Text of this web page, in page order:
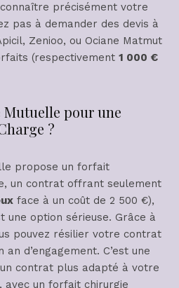
précisément votre
pas à demander des devis à
Zenioo, ou Ociane Matmut
(respectivement 1 000 €
pour une
?
propose un forfait
un contrat offrant seulement
face à un coût de 2 500 €),
une option sérieuse. Grâce à
pouvez résilier votre contrat
d’engagement. C’est une
contrat plus adapté à votre
avec un forfait chirurgie